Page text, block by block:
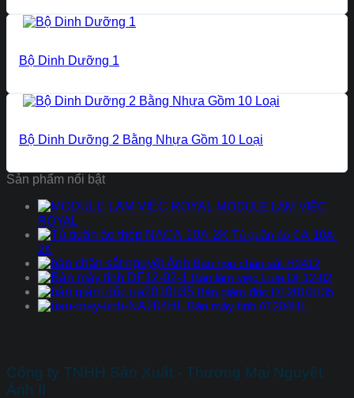
Bộ Dinh Dưỡng 1
Bộ Dinh Dưỡng 2 Bằng Nhựa Gồm 10 Loại
Sản phẩm nổi bật
MODULE LÀM VIỆC
ROYAL
Tủ quần áo CA-10A-
2K
Bàn họp chân sắt H2412
Bàn làm việc Lufa DF12-02
Bàn giám đốc DT2010H35
Bàn máy tính AT204HL
Công ty TNHH Sản Xuất - Thương Mại Nguyệt
Ánh II